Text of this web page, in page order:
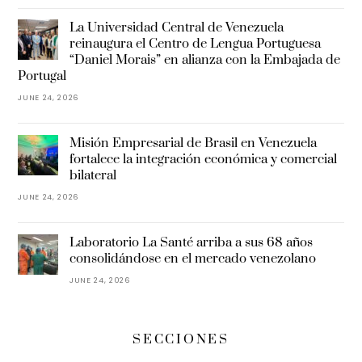
La Universidad Central de Venezuela
reinaugura el Centro de Lengua Portuguesa
“Daniel Morais” en alianza con la Embajada de
Portugal
JUNE 24, 2026
Misión Empresarial de Brasil en Venezuela
fortalece la integración económica y comercial
bilateral
JUNE 24, 2026
Laboratorio La Santé arriba a sus 68 años
consolidándose en el mercado venezolano
JUNE 24, 2026
SECCIONES